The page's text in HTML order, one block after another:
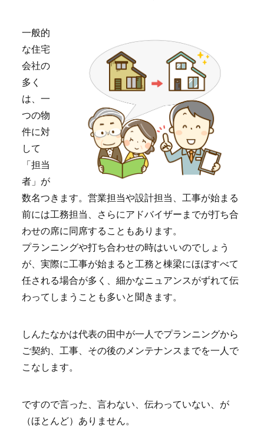
一般的
な住宅
会社の
多く
は、一
つの物
件に対
して
「担当
者」が
数名つきます。営業担当や設計担当、工事が始まる
前には工務担当、さらにアドバイザーまでが打ち合
わせの席に同席することもあります。
プランニングや打ち合わせの時はいいのでしょう
が、実際に工事が始まると工務と棟梁にほぼすべて
任される場合が多く、細かなニュアンスがずれて伝
わってしまうことも多いと聞きます。
しんたなかは代表の田中が一人でプランニングから
ご契約、工事、その後のメンテナンスまでを一人で
こなします。
ですので言った、言わない、伝わっていない、が
（ほとんど）ありません。